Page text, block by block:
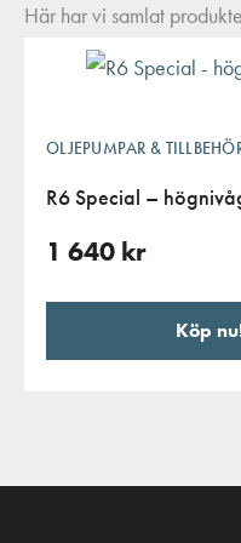
Här har vi samlat
OLJEPUMPAR &
R6 Special –
1 640 kr
Köp